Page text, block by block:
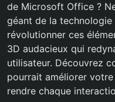
de Microsoft Office ?
géant de la
révolutionner ces
3D audacieux qui
utilisateur. Découvrez
pourrait améliorer
rendre chaque